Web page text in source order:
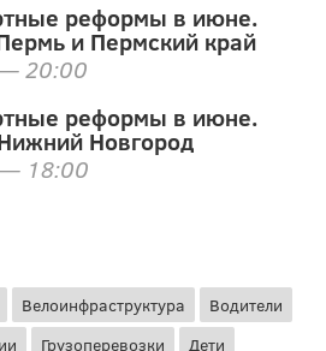
реформы в июне.
и Пермский край
20:00
реформы в июне.
Новгород
18:00
Велоинфраструктура
Водители
Грузоперевозки Дети